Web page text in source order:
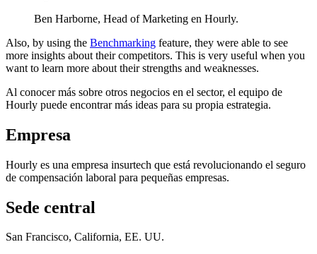
Ben Harborne, Head of Marketing en Hourly.
Also, by using the Benchmarking feature, they were able to see
more insights about their competitors. This is very useful when you
want to learn more about their strengths and weaknesses.
Al conocer más sobre otros negocios en el sector, el equipo de
Hourly puede encontrar más ideas para su propia estrategia.
Empresa
Hourly es una empresa insurtech que está revolucionando el seguro
de compensación laboral para pequeñas empresas.
Sede central
San Francisco, California, EE. UU.